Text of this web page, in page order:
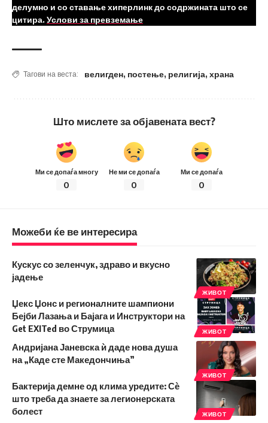
делумно и со ставање хиперлинк до содржината што се
цитира. Услови за превземање
Тагови на веста: велигден, постење, религија, храна
Што мислете за објавената вест?
Ми се допаѓа многу
0
Не ми се допаѓа
0
Ми се допаѓа
0
Можеби ќе ве интересира
ЖИВОТ
Кускус со зеленчук, здраво и вкусно
јадење
ЖИВОТ
Џекс Џонс и регионалните шампиони
Бејби Лазања и Бајага и Инструктори на
Get EXITed во Струмица
ЖИВОТ
Андријана Јаневска ѝ даде нова душа
на „Каде сте Македончиња”
ЖИВОТ
Бактерија демне од клима уредите: Сѐ
што треба да знаете за легионерската
болест